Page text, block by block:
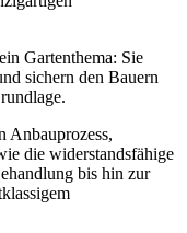
Gartenthema: Sie
sichern den Bauern
Anbauprozess,
die widerstandsfähige
bis hin zur